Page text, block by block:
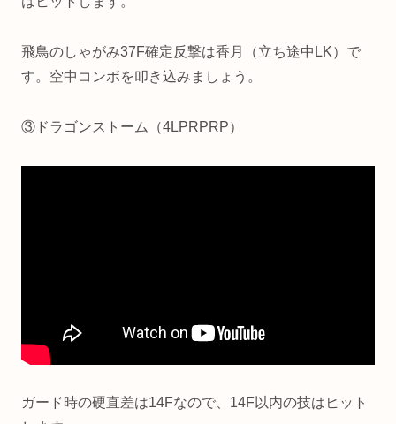
飛鳥のしゃがみ37F確定反撃は香月（立ち途中LK）で
す。空中コンボを叩き込みましょう。
③ドラゴンストーム（4LPRPRP）
ガード時の硬直差は14Fなので、14F以内の技はヒット